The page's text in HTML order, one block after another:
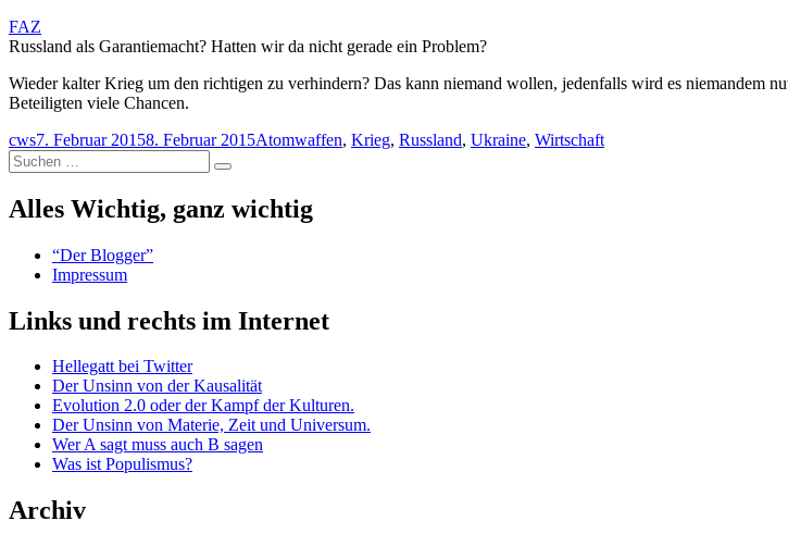
FAZ
Russland als Garantiemacht? Hatten wir da nicht gerade ein Problem?
Wieder kalter Krieg um den richtigen zu verhindern? Das kann niemand wollen, jedenfalls wird es niemandem
Beteiligten viele Chancen.
Autor
cwsVeröffentlicht
am
7. Februar 20158. Februar 2015Schlagwörter
Atomwaffen, Krieg, Russland, Ukraine, Wirtschaft
Suchen
nach:
Suchen
Alles Wichtig, ganz wichtig
“Der Blogger”
Impressum
Links und rechts im Internet
Hellegatt bei Twitter
Der Unsinn von der Kausalität
Evolution 2.0 oder der Kampf der Kulturen.
Der Unsinn von Materie, Zeit und Universum.
Wer A sagt muss auch B sagen
Was ist Populismus?
Archiv